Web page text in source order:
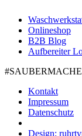
Onlineshop
B2B Blog
Aufbereiter
Kontakt
Impressum
Datenschutz
Design: